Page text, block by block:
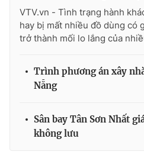
Cơ quan chủ quản:Đài Truyền
Cơ quan báo chí: Thời báo VTV
cấp ngày 29/12/2023
Tổng Biên tập:
Nguyễn Trọng Ninh
Tổng đài VTV:024.38 355 931 -
VTV.vn - Tình trạng hành
hay bị mất nhiều đồ dùng có
trở thành mối lo lắng của
Trình phương án xây
Nẵng
Sân bay Tân Sơn Nhất
không lưu